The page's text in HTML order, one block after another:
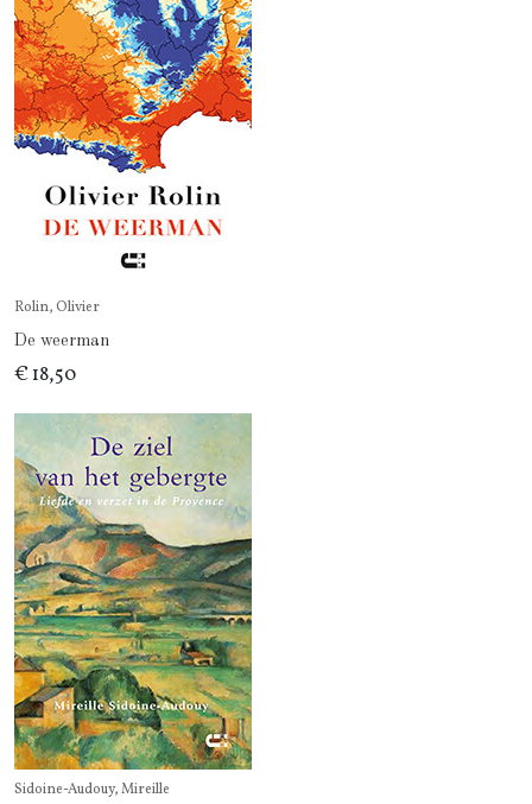
Rolin, Olivier
De weerman
€ 18,50
Sidoine-Audouy, Mireille